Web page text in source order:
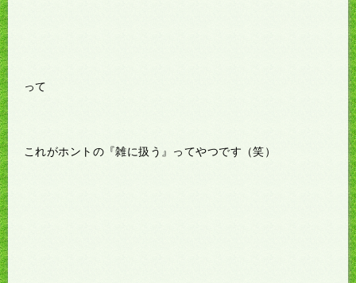
って
これがホントの『雑に扱う』ってやつです（笑）